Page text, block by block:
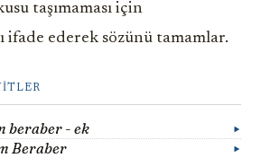
taşımaması için
ifade ederek sözünü tamamlar.
beraber - ek
Beraber